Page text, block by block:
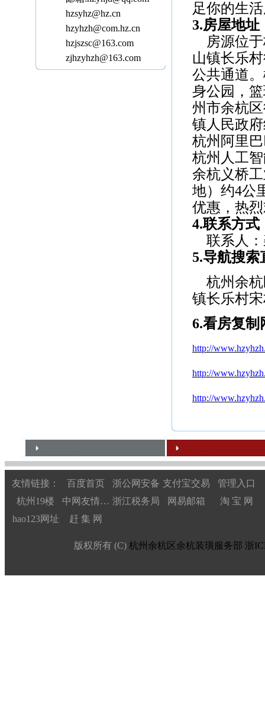
hzsyhz@hz.cn
hzyhzh@com.hz.cn
hzjszsc@163.com
zjhzyhzh@163.com
足你的生
3.房屋地址
房源位
山镇长乐
公共通道。
身公园，
州市余杭
镇人民政
杭州 阿里
杭州人工
余杭义桥
地）约4公
优惠，热
4.联系方式
联系人
5.导航搜索
杭州余
镇长乐村
6.看房复制
http://
http://
http://
友情链接： 百度首页 浙公网安备 支付宝交易
管理入口
杭州19楼
中网友情链接 浙江税务局 网易邮箱
淘 宝 网
hao123网址
赶 集 网
版权所有 (C) 杭州余杭区余杭装璜服务部 浙